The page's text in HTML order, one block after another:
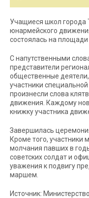
Учащиеся школ
юнармейского
состоялась на площади
С напутственными
представители
общественные
участники
произнесли слова
движения. Каждому
книжку участника
Завершилась
Кроме того, участники
молчания павших в
советских солдат и
уважения к подвигу
маршем.
Источник: